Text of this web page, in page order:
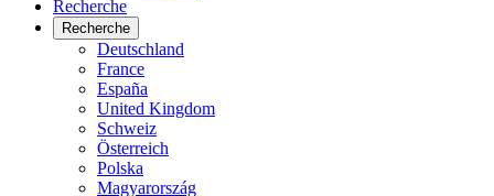
Recherche
Recherche
Deutschland
France
España
United Kingdom
Schweiz
Österreich
Polska
Magyarország